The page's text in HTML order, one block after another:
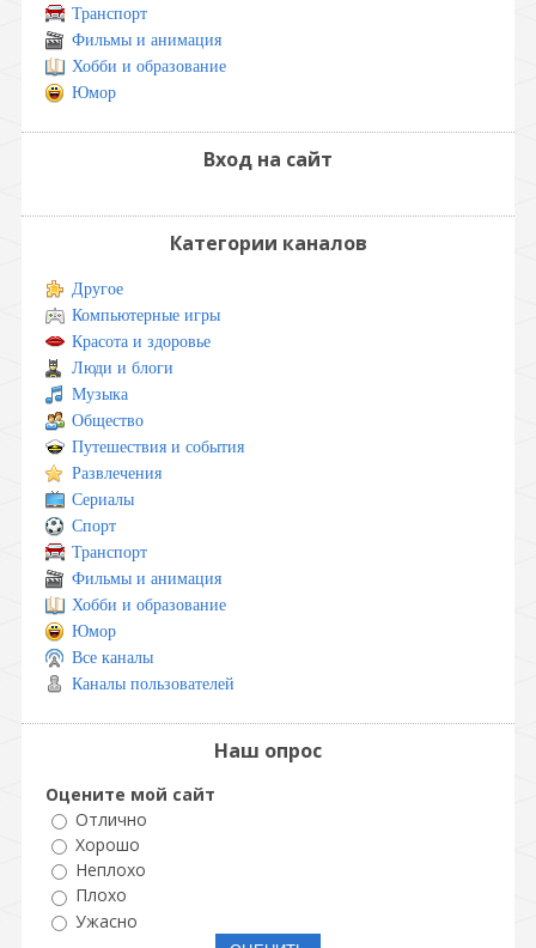
Транспорт
Фильмы и анимация
Хобби и образование
Юмор
Вход на сайт
Категории каналов
Другое
Компьютерные игры
Красота и здоровье
Люди и блоги
Музыка
Общество
Путешествия и события
Развлечения
Сериалы
Спорт
Транспорт
Фильмы и анимация
Хобби и образование
Юмор
Все каналы
Каналы пользователей
Наш опрос
Оцените мой сайт
Отлично
Хорошо
Неплохо
Плохо
Ужасно